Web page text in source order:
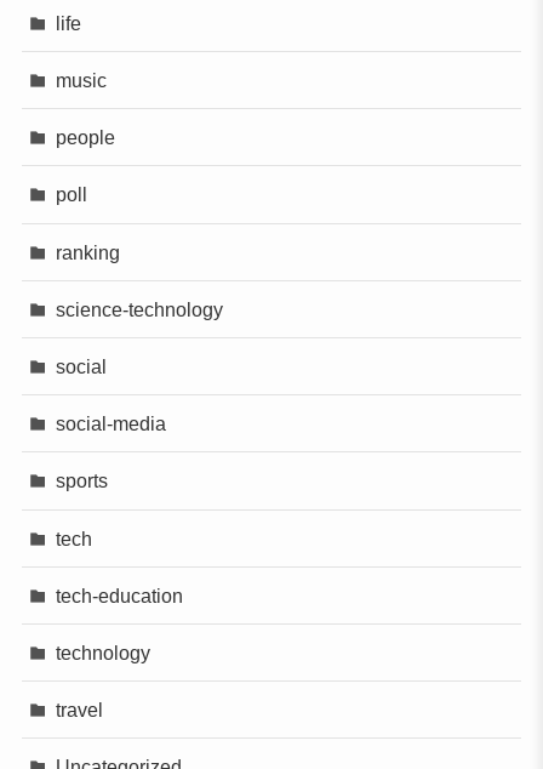
life
music
people
poll
ranking
science-technology
social
social-media
sports
tech
tech-education
technology
travel